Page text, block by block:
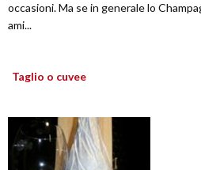
occasioni. Ma se in generale lo
ami...
Taglio o cuvee